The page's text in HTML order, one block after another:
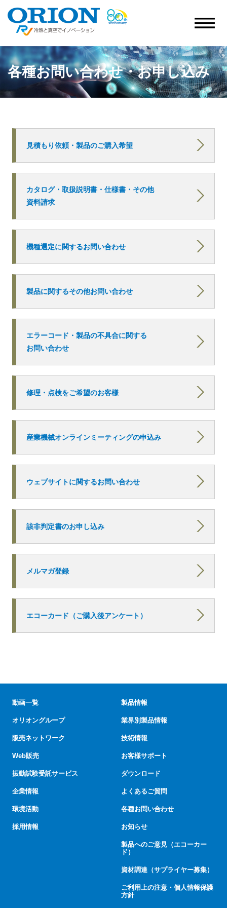
各種お問い合わせ・お申し込み
見積もり依頼・製品のご購入希望
カタログ・取扱説明書・仕様書・その他
資料請求
機種選定に関するお問い合わせ
製品に関するその他お問い合わせ
エラーコード・製品の不具合に関する
お問い合わせ
修理・点検をご希望のお客様
産業機械オンラインミーティングの申込み
ウェブサイトに関するお問い合わせ
該非判定書のお申し込み
メルマガ登録
エコーカード（ご購入後アンケート）
動画一覧
オリオングループ
販売ネットワーク
Web販売
振動試験受託サービス
企業情報
環境活動
採用情報
製品情報
業界別製品情報
技術情報
お客様サポート
ダウンロード
よくあるご質問
各種お問い合わせ
お知らせ
製品へのご意見（エコーカー
ド）
資材調達（サプライヤー募集）
ご利用上の注意・個人情報保護
方針